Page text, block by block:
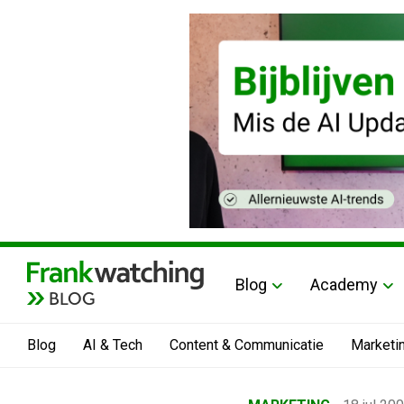
BLOG
Blog Academy
Blog AI & Tech Content & Communicatie